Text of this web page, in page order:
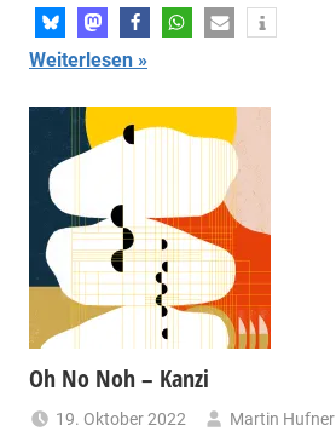
Weiterlesen
Oh No Noh – Kanzi
19. Oktober 2022
Martin Hufner